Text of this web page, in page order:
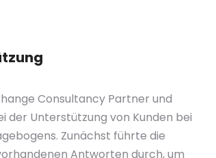
Consultancy Partner und
der Unterstützung von Kunden bei
Zunächst führte die
Antworten durch, um